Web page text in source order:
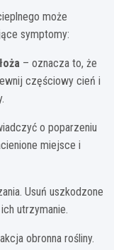
może
symptomy:
– oznacza to, że
częściowy cień i
o poparzeniu
miejsce i
Usuń uszkodzone
utrzymanie.
obronna rośliny.